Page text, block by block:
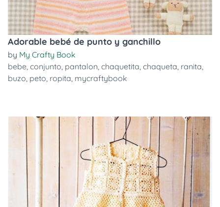
Adorable bebé de punto y ganchillo
by My Crafty Book
bebe, conjunto, pantalon, chaquetita, chaqueta, ranita,
buzo, peto, ropita, mycraftybook